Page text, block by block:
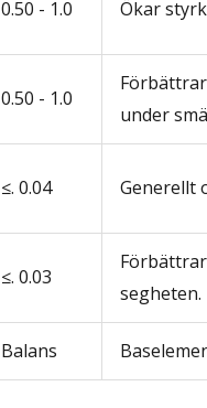
0.50 - 1.0 Ökar
0.50 - 1.0
under
≤. 0.04 Generellt
≤. 0.03
segheten.
Balans